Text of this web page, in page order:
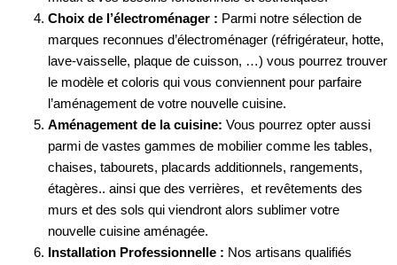
Choix de l’électroménager : Parmi notre sélection de
marques reconnues d’électroménager (réfrigérateur, hotte,
lave-vaisselle, plaque de cuisson, …) vous pourrez trouver
le modèle et coloris qui vous conviennent pour parfaire
l’aménagement de votre nouvelle cuisine.
Aménagement de la cuisine: Vous pourrez opter aussi
parmi de vastes gammes de mobilier comme les tables,
chaises, tabourets, placards additionnels, rangements,
étagères.. ainsi que des verrières, et revêtements des
murs et des sols qui viendront alors sublimer votre
nouvelle cuisine aménagée.
Installation Professionnelle : Nos artisans qualifiés